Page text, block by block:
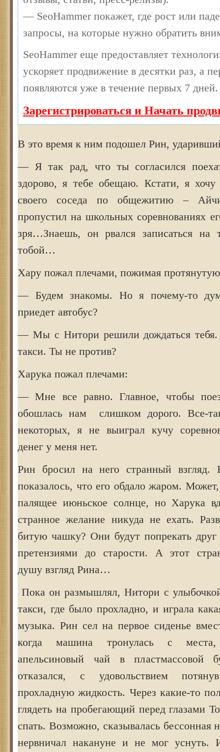
— SeoHammer покажет, где рост или
запросы, на которые нужно обратить
SeoHammer еще предоставляет
ускоряет продвижение в десятки раз, а
появляются уже в течение первых 7 дней.
Зарегистрироваться и Начать
В это время к ним подошел Рин,
— Я так рад, что ты согласился
здорово, я тебе обещаю. Кстати, я хочу
своего соседа по общежитию –
пропустил на школьных соревнованиях
зря…Знаешь, он рвался записаться на
тобой…
Хару пожал плечами, пожимая
— Будем знакомы. Но я почему-то
приедет автобус?
— Мы с Нитори решили дождаться тебя.
такси. Ты не против?
Харука пожал плечами:
— Мне все равно. Главное, чтобы
обошлась нам слишком дорого. Все-
некоторых, я не выиграл кучу
денег у меня нет.
Рин бросил на него странный взгляд.
показалось, что его обдало жаром.
палящее июньское солнце, но Харука
странное желание никуда не ехать.
битую чашку? Они будут попрекать
претензиями до старости. А этот
душу взгляд Рина…
Пока он размышлял, Нитори с улыбочкой
такси, где было прохладно, и играла
музыка. Рин сел на первое сиденье
когда машина тронулась с
апельсиновый чай в пластмассовой
отказался, с удовольствием
прохладную жидкость. Через какие-то
глядеть на пробегающий перед глазами
спать. Возможно, сказывалась бессонная
нервничал накануне и не мог уснуть.